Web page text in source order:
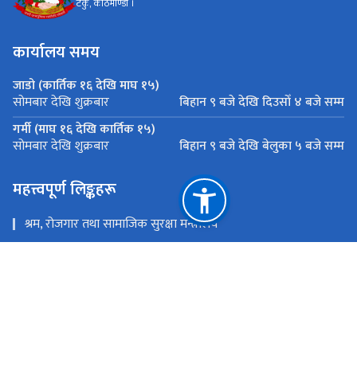
टेकु, काठमाण्डौं ।
कार्यालय समय
जाडो (कार्तिक १६ देखि माघ १५)
सोमबार देखि शुक्रबार
बिहान ९ बजे देखि दि‍उसाेँ ४ बजे सम्म
गर्मी (माघ १६ देखि कार्तिक १५)
सोमबार देखि शुक्रबार बिहान ९ बजे देखि बेलुका ५ बजे सम्म
महत्त्वपूर्ण लिङ्कहरू
श्रम, रोजगार तथा सामाजिक सुरक्षा मन्त्रालय